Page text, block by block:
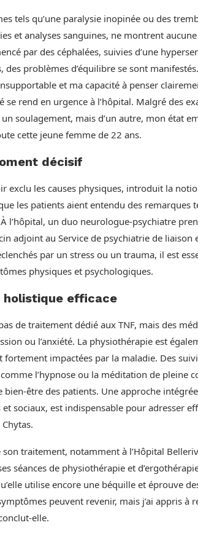
tels qu’une paralysie inopinée ou des
et analyses sanguines, ne montrent
par des céphalées, suivies d’une
des problèmes d’équilibre se sont
et ma capacité à penser
se rend en urgence à l’hôpital. Malgré des
un soulagement, mais d’un autre, mon état
cette jeune femme de 22 ans.
décisif
exclu les causes physiques, introduit la
les patients aient entendu des remarques
À l’hôpital, un duo neurologue-psychiatre
adjoint au Service de psychiatrie de liaison
par un stress ou un trauma, il est
physiques et psychologiques.
holistique efficace
de traitement dédié aux TNF, mais des
ou l’anxiété. La physiothérapie est
fortement impactées par la maladie. Des
l’hypnose ou la méditation de pleine
bien-être des patients. Une approche
sociaux, est indispensable pour adresser
traitement, notamment à l’Hôpital
séances de physiothérapie et
utilise encore une béquille et éprouve
peuvent revenir, mais j’ai appris à
elle.